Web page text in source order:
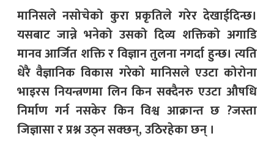
मानिसले नसोचेको कुरा प्रकृतिले गरेर देखाईदिन्छ।
यसबाट जान्ने भनेको उसको दिव्य शक्तिको अगाडि
मानव आर्जित शक्ति र विज्ञान तुलना नगर्दा हुन्छ। त्यति
धेरै वैज्ञानिक विकास गरेको मानिसले एउटा कोरोना
भाइरस नियन्त्रणमा लिन किन सक्दैनरु एउटा औषधि
निर्माण गर्न नसकेर किन विश्व आक्रान्त छ ?जस्ता
जिज्ञासा र प्रश्न उठ्न सक्छन्, उठिरहेका छन् ।